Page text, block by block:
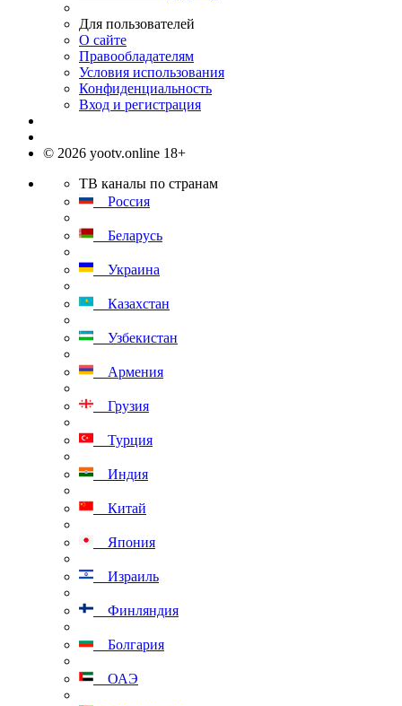
Для пользователей
О сайте
Правообладателям
Условия использования
Конфиденциальность
Вход и регистрация
© 2026 yootv.online 18+
ТВ каналы по странам
Россия
Беларусь
Украина
Казахстан
Узбекистан
Армения
Грузия
Турция
Индия
Китай
Япония
Израиль
Финляндия
Болгария
ОАЭ